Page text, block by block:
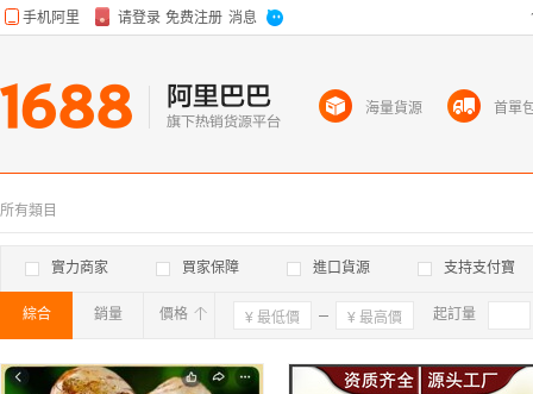
所有類目
實力商家 買家保障 進口貨源 支持支付寶
綜合 銷量 價格 確定 起訂量
海量貨源 首單